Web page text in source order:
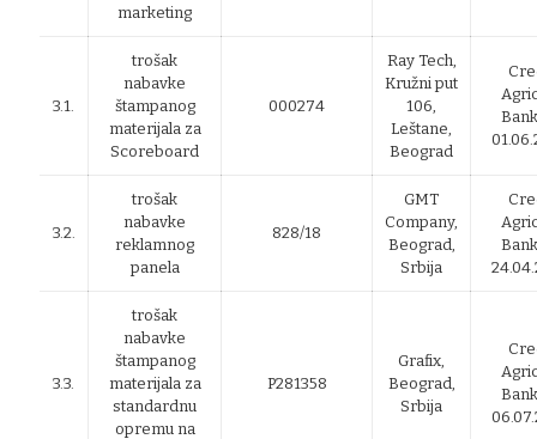
marketing
3.1.
trošak
nabavke
štampanog
materijala za
Scoreboard
000274
Ray Tech,
Kružni put
106,
Leštane,
Beograd
3.2.
trošak
nabavke
reklamnog
panela
828/18
GMT
Company,
Beograd,
Srbija
3.3.
trošak
nabavke
štampanog
materijala za
standardnu
opremu na
P281358
Grafix,
Beograd,
Srbija